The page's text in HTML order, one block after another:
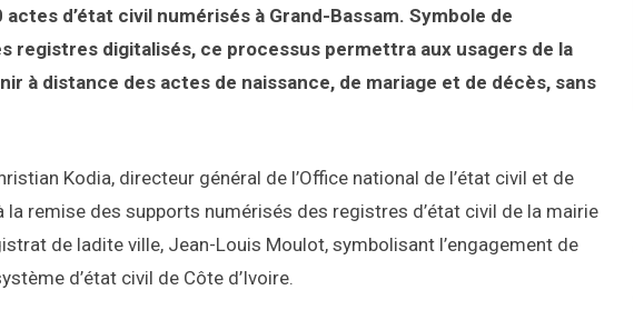
actes d’état civil numérisés à Grand-Bassam. Symbole de
registres digitalisés, ce processus permettra aux usagers de la
à distance des actes de naissance, de mariage et de décès, sans
Kodia, directeur général de l’Office national de l’état civil et de
la remise des supports numérisés des registres d’état civil de la mairie
de ladite ville, Jean-Louis Moulot, symbolisant l’engagement de
d’état civil de Côte d’Ivoire.